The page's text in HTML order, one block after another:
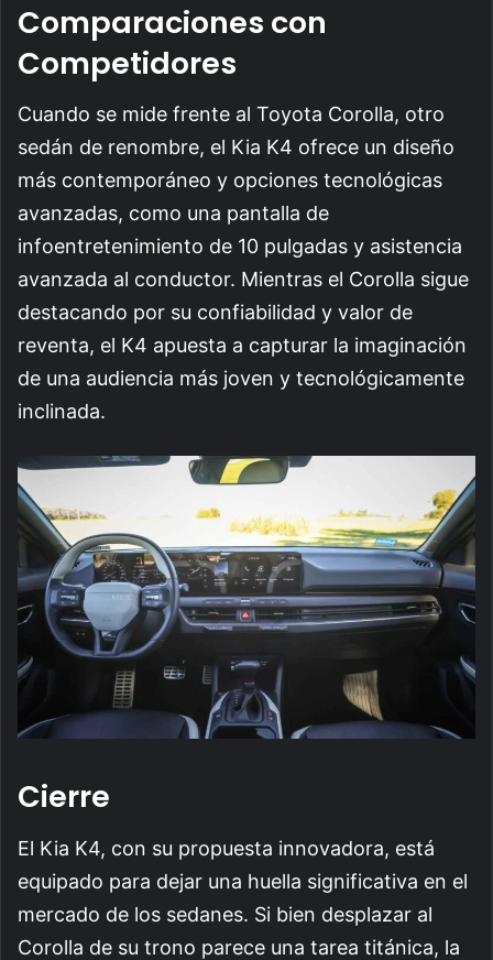
Comparaciones con
Competidores
Cuando se mide frente al Toyota Corolla, otro
sedán de renombre, el Kia K4 ofrece un diseño
más contemporáneo y opciones tecnológicas
avanzadas, como una pantalla de
infoentretenimiento de 10 pulgadas y asistencia
avanzada al conductor. Mientras el Corolla sigue
destacando por su confiabilidad y valor de
reventa, el K4 apuesta a capturar la imaginación
de una audiencia más joven y tecnológicamente
inclinada.
Cierre
El Kia K4, con su propuesta innovadora, está
equipado para dejar una huella significativa en el
mercado de los sedanes. Si bien desplazar al
Corolla de su trono parece una tarea titánica, la